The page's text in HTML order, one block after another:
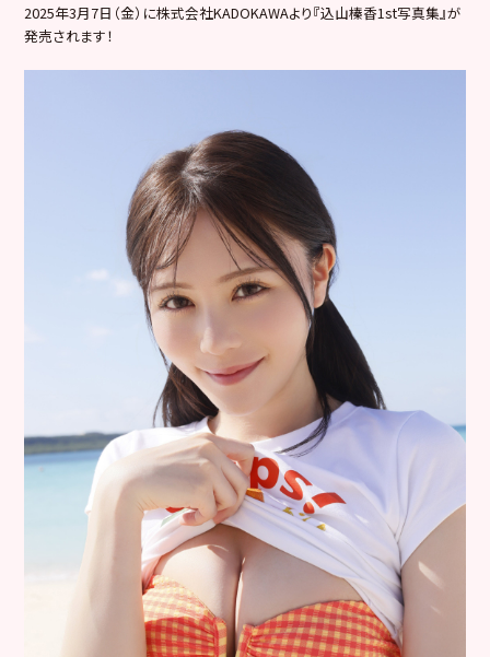
2025年3月7日（金）に株式会社KADOKAWAより『込山榛香1st写真集』が
発売されます！